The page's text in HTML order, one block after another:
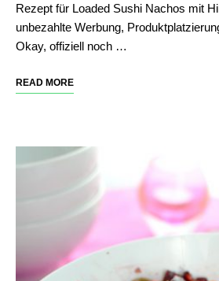
Rezept für Loaded Sushi Nachos mit
unbezahlte Werbung,
Okay, offiziell noch …
READ MORE